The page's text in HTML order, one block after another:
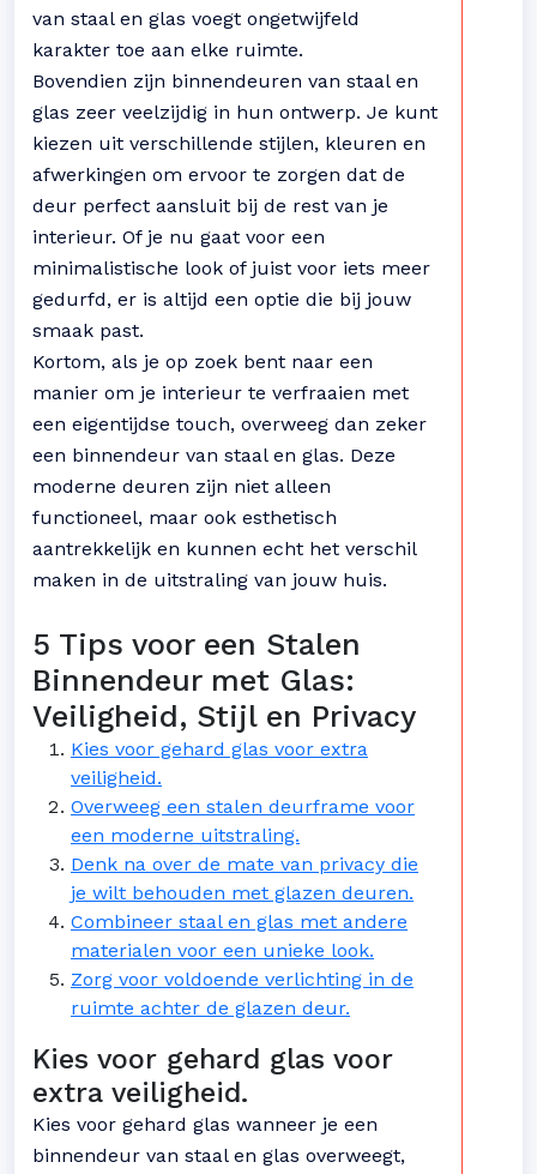
van staal en glas voegt ongetwijfeld
karakter toe aan elke ruimte.
Bovendien zijn binnendeuren van staal en
glas zeer veelzijdig in hun ontwerp. Je kunt
kiezen uit verschillende stijlen, kleuren en
afwerkingen om ervoor te zorgen dat de
deur perfect aansluit bij de rest van je
interieur. Of je nu gaat voor een
minimalistische look of juist voor iets meer
gedurfd, er is altijd een optie die bij jouw
smaak past.
Kortom, als je op zoek bent naar een
manier om je interieur te verfraaien met
een eigentijdse touch, overweeg dan zeker
een binnendeur van staal en glas. Deze
moderne deuren zijn niet alleen
functioneel, maar ook esthetisch
aantrekkelijk en kunnen echt het verschil
maken in de uitstraling van jouw huis.
5 Tips voor een Stalen
Binnendeur met Glas:
Veiligheid, Stijl en Privacy
Kies voor gehard glas voor extra
veiligheid.
Overweeg een stalen deurframe voor
een moderne uitstraling.
Denk na over de mate van privacy die
je wilt behouden met glazen deuren.
Combineer staal en glas met andere
materialen voor een unieke look.
Zorg voor voldoende verlichting in de
ruimte achter de glazen deur.
Kies voor gehard glas voor
extra veiligheid.
Kies voor gehard glas wanneer je een
binnendeur van staal en glas overweegt,